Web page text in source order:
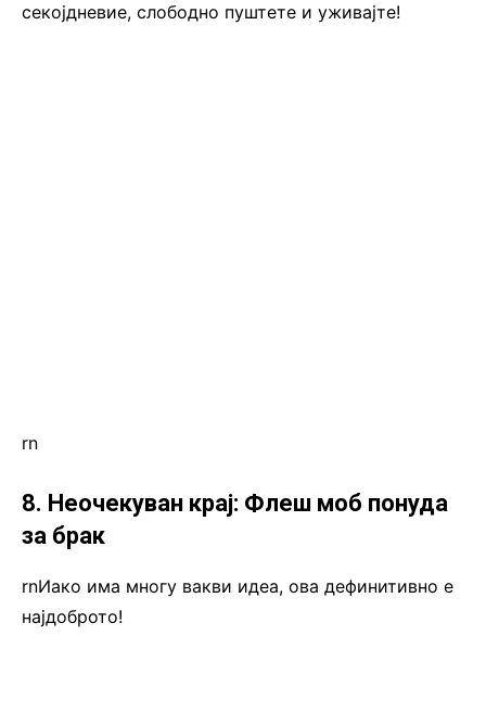
секојдневие, слободно пуштете и уживајте!
rn
8. Неочекуван крај: Флеш моб понуда
за брак
rnИако има многу вакви идеа, ова дефинитивно е
најдоброто!